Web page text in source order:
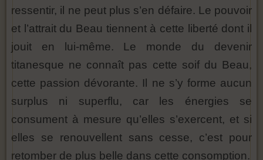
ressentir, il ne peut plus s’en défaire. Le pouvoir
et l’attrait du Beau tiennent à cette liberté dont il
jouit en lui-même. Le monde du devenir
titanesque ne connaît pas cette soif du Beau,
cette passion dévorante. Il ne s’y forme aucun
surplus ni superflu, car les énergies se
consument à mesure qu’elles s’exercent, et si
elles se renouvellent sans cesse, c’est pour
retomber de plus belle dans cette consomption.